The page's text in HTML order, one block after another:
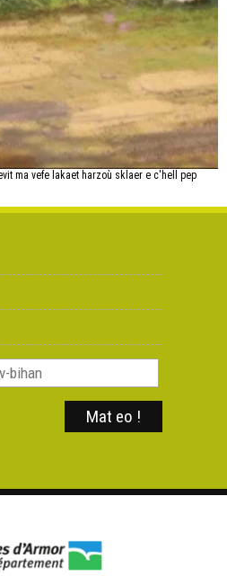
ma vefe lakaet harzoù sklaer e c'hell pep